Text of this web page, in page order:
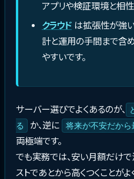
アプリや検証環境と相性
クラウドは拡張性が強い
計と運用の手間まで含
やすいです。
サーバー選びでよくあるのが、
る
か、逆に 将来が不安だか
両極端です。
でも実務では、安い月額だけ
ストであとから高くつくことがよ